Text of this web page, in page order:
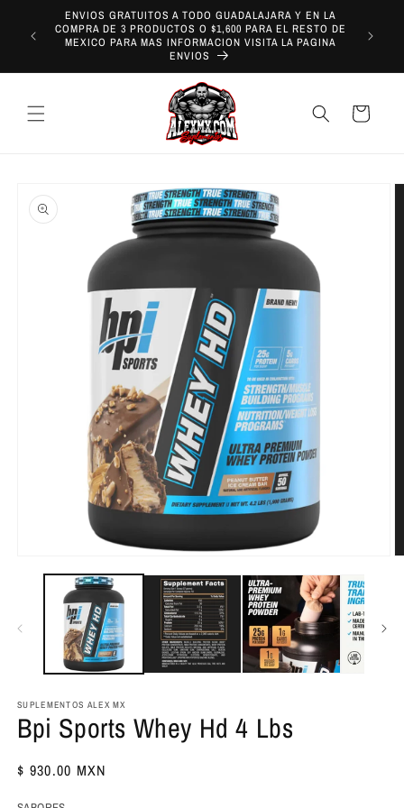
directamente
al contenido
ENVIOS GRATUITOS A TODO GUADALAJARA Y EN LA
COMPRA DE 3 PRODUCTOS O $1,600 PARA EL RESTO DE
MEXICO PARA MAS INFORMACION VISITA LA PAGINA
ENVIOS
Carrito
a la
información
elemento
multimedia
una
SUPLEMENTOS ALEX MX
Bpi Sports Whey Hd 4 Lbs
Precio
$ 930.00 MXN